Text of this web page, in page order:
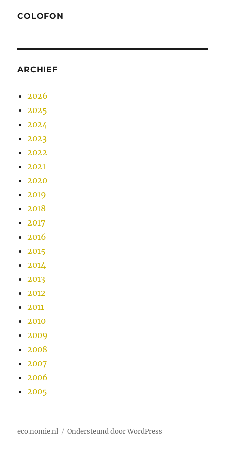
COLOFON
ARCHIEF
2026
2025
2024
2023
2022
2021
2020
2019
2018
2017
2016
2015
2014
2013
2012
2011
2010
2009
2008
2007
2006
2005
eco.nomie.nl Ondersteund door WordPress